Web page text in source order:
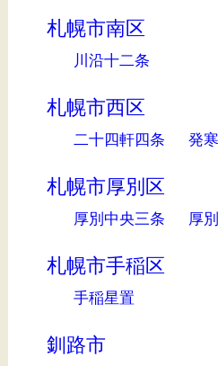
札幌市南区
川沿十二条
札幌市西区
二十四軒四条 発
札幌市厚別区
厚別中央三条 厚
札幌市手稲区
手稲星置
釧路市